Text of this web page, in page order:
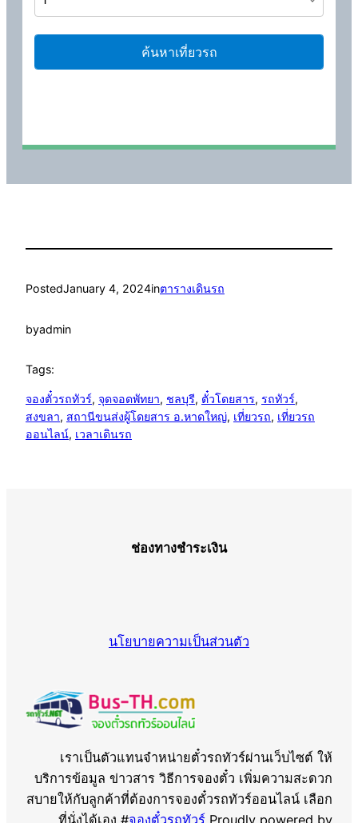
PostedJanuary 4, 2024inตารางเดินรถ
byadmin
Tags:
จองตั๋วรถทัวร์, จุดจอดพัทยา, ชลบุรี, ตั๋วโดยสาร, รถทัวร์
สงขลา, สถานีขนส่งผู้โดยสาร อ.หาดใหญ่, เที่ยวรถ, เที่ยวรถ
ออนไลน์, เวลาเดินรถ
ช่องทางชำระเงิน
นโยบายความเป็นส่วนตัว
เราเป็นตัวแทนจำหน่ายตั๋วรถทัวร์ผ่านเว็บไซต์ ให้
บริการข้อมูล ข่าวสาร วิธีการจองตั๋ว เพิ่มความสะดวก
สบายให้กับลูกค้าที่ต้องการจองตั๋วรถทัวร์ออนไลน์ เลือก
ที่นั่งได้เอง #จองตั๋วรถทัวร์ Proudly powered by